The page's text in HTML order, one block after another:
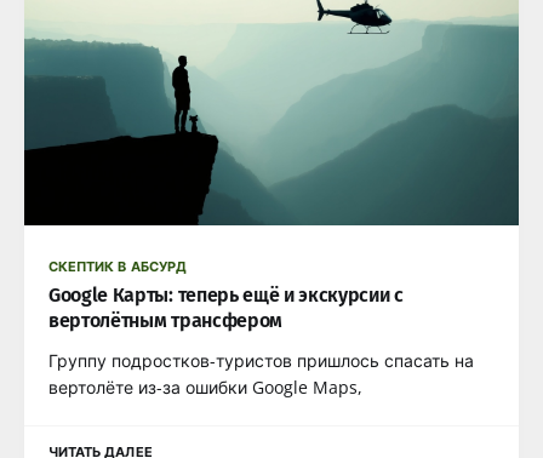
СКЕПТИК В АБСУРД
Google Карты: теперь ещё и экскурсии с
вертолётным трансфером
Группу подростков-туристов пришлось спасать на
вертолёте из-за ошибки Google Maps,
ЧИТАТЬ ДАЛЕЕ